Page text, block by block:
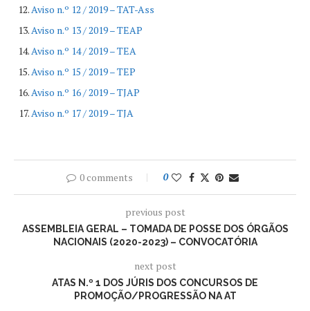
Aviso n.º 12 / 2019 – TAT-Ass
Aviso n.º 13 / 2019 – TEAP
Aviso n.º 14 / 2019 – TEA
Aviso n.º 15 / 2019 – TEP
Aviso n.º 16 / 2019 – TJAP
Aviso n.º 17 / 2019 – TJA
0 comments 0
previous post
ASSEMBLEIA GERAL – TOMADA DE POSSE DOS ÓRGÃOS
NACIONAIS (2020-2023) – CONVOCATÓRIA
next post
ATAS N.º 1 DOS JÚRIS DOS CONCURSOS DE
PROMOÇÃO/PROGRESSÃO NA AT